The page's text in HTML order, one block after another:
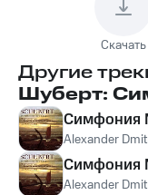
Скачать
Другие
Шуберт:
Симфония
Alexander
Симфония
Alexander